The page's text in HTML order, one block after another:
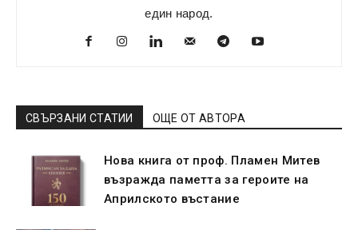
един народ.
СВЪРЗАНИ СТАТИИ ОЩЕ ОТ АВТОРА
Нова книга от проф. Пламен Митев
възражда паметта за героите на
Априлското въстание